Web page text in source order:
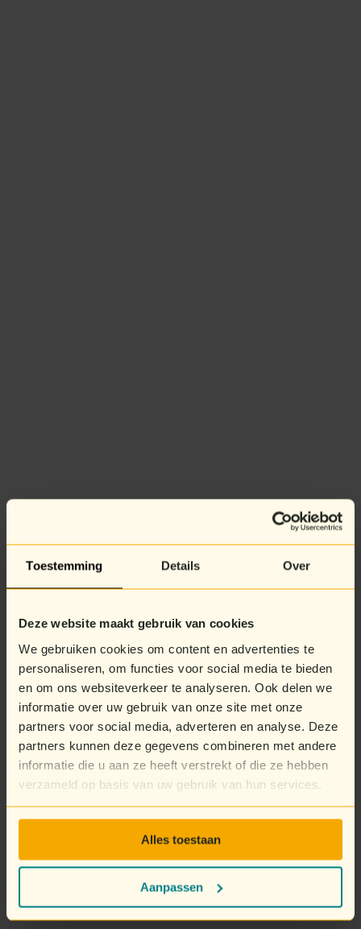
Toestemming Details Over
Deze website maakt gebruik van cookies
We gebruiken cookies om content en advertenties te
personaliseren, om functies voor social media te bieden
en om ons websiteverkeer te analyseren. Ook delen we
informatie over uw gebruik van onze site met onze
partners voor social media, adverteren en analyse. Deze
partners kunnen deze gegevens combineren met andere
informatie die u aan ze heeft verstrekt of die ze hebben
verzameld op basis van uw gebruik van hun services.
Alles toestaan
Aanpassen